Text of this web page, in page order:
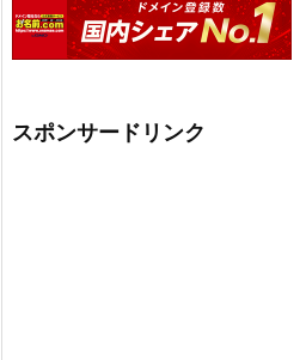
スポンサードリンク